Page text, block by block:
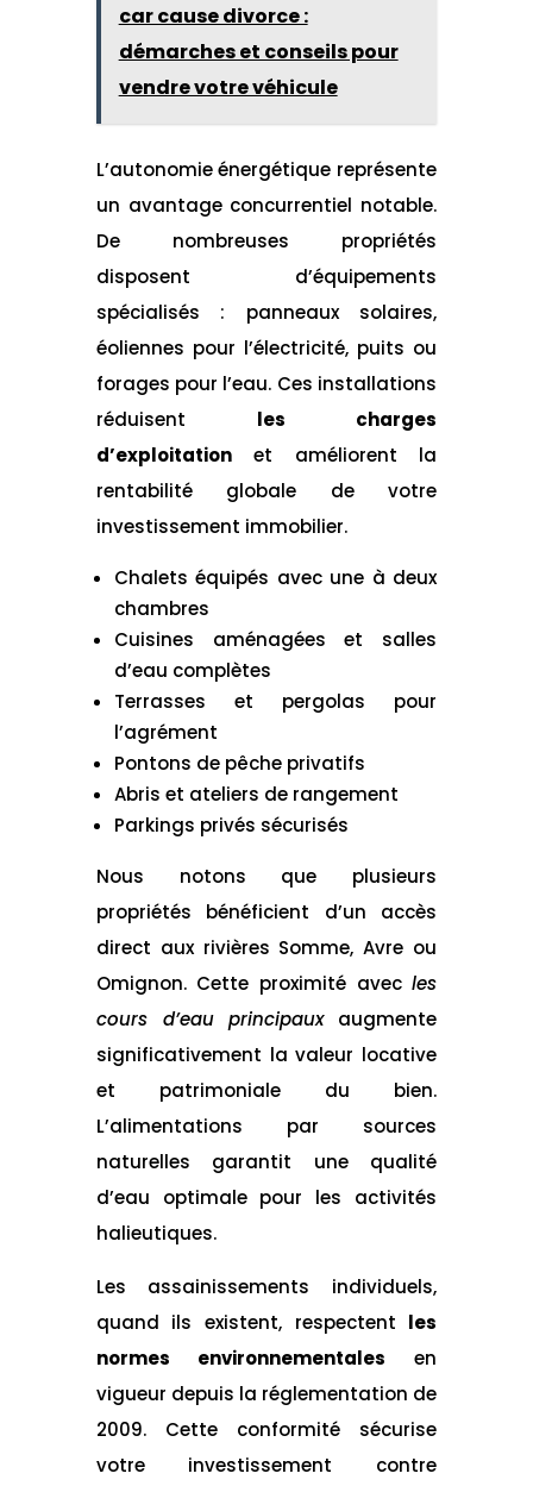
car cause divorce :
démarches et conseils pour
vendre votre véhicule
L’autonomie énergétique représente
un avantage concurrentiel notable.
De nombreuses propriétés
disposent d’équipements
spécialisés : panneaux solaires,
éoliennes pour l’électricité, puits ou
forages pour l’eau. Ces installations
réduisent les charges
d’exploitationet améliorent la
rentabilité globale de votre
investissement immobilier.
Chalets équipés avec une à deux
chambres
Cuisines aménagées et salles
d’eau complètes
Terrasses et pergolas pour
l’agrément
Pontons de pêche privatifs
Abris et ateliers de rangement
Parkings privés sécurisés
Nous notons que plusieurs
propriétés bénéficient d’un accès
direct aux rivières Somme, Avre ou
Omignon. Cette proximité avecles
cours d’eau principauxaugmente
significativement la valeur locative
et patrimoniale du bien.
L’alimentations par sources
naturelles garantit une qualité
d’eau optimale pour les activités
halieutiques.
Les assainissements individuels,
quand ils existent, respectent les
normes environnementales en
vigueur depuis la réglementation de
2009. Cette conformité sécurise
votre investissement contre